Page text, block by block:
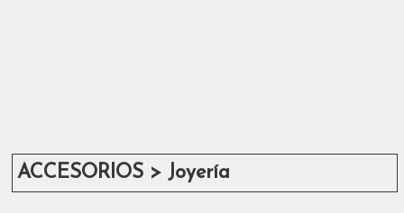
ACCESORIOS > Joyería